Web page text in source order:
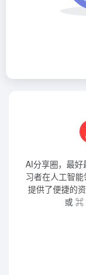
AI分享圈，最
习者在人工智
提供了便捷的
或 ⌘